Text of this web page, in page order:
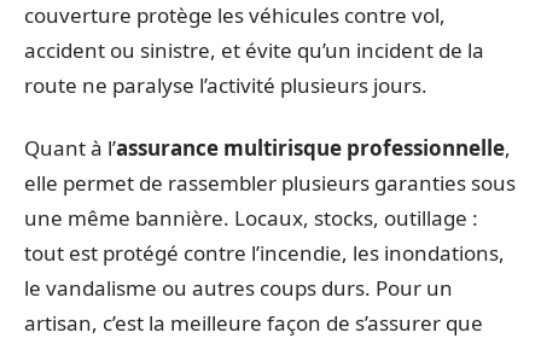
couverture protège les véhicules contre vol,
accident ou sinistre, et évite qu’un incident de la
route ne paralyse l’activité plusieurs jours.
Quant à l’assurance multirisque professionnelle,
elle permet de rassembler plusieurs garanties sous
une même bannière. Locaux, stocks, outillage :
tout est protégé contre l’incendie, les inondations,
le vandalisme ou autres coups durs. Pour un
artisan, c’est la meilleure façon de s’assurer que